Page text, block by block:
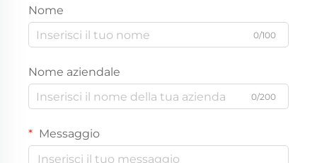
Nome
0/100
Nome aziendale
0/200
Messaggio